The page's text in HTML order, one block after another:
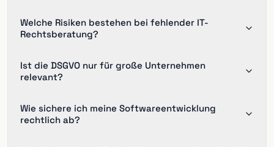
Welche Risiken bestehen bei fehlender IT-
Rechtsberatung?
Ist die DSGVO nur für große Unternehmen
relevant?
Wie sichere ich meine Softwareentwicklung
rechtlich ab?